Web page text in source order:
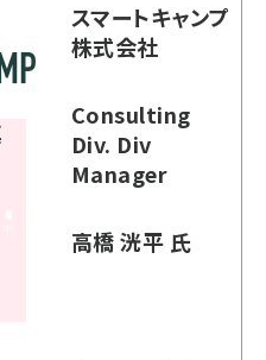
スマートキャンプ
株式会社
Consulting
Div. Div
Manager
高橋 洸平 氏